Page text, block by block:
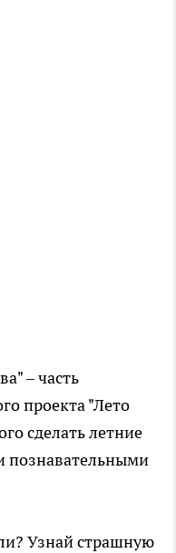
– часть
проекта "Лето
сделать летние
познавательными
Узнай страшную